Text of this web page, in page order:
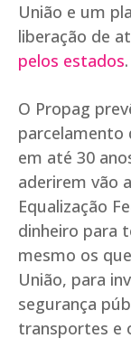
União e um
liberação de
pelos estados.
O Propag
parcelamento
em até 30
aderirem vão
Equalização
dinheiro para
mesmo os
União, para
segurança
transportes e